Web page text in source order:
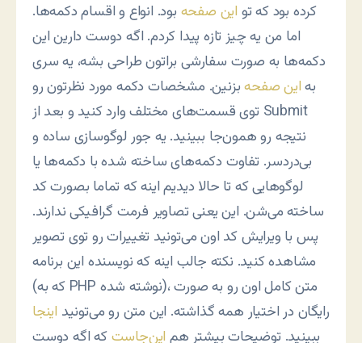
کرده بود که تو این صفحه بود. انواع و اقسام دکمه‌ها.
اما من یه چیز تازه پیدا کردم. اگه دوست دارین این
دکمه‌ها به صورت سفارشی براتون طراحی بشه، یه سری
بهاین صفحهبزنین. مشخصات دکمه مورد نظرتون رو
توی قسمت‌های مختلف وارد کنید و بعد از Submit
نتیجه رو همون‌جا ببینید. یه جور لوگوسازی ساده و
بی‌دردسر. تفاوت دکمه‌های ساخته شده با دکمه‌ها یا
لوگوهایی که تا حالا دیدیم اینه که تماما بصورت کد
ساخته می‌شن. این یعنی تصاویر فرمت گرافیکی ندارند.
پس با ویرایش کد اون می‌تونید تغییرات رو توی تصویر
مشاهده کنید. نکته جالب اینه که نویسنده این برنامه
(که به PHP نوشته شده)، متن کامل اون رو به صورت
رایگان در اختیار همه گذاشته. این متن رو می‌تونید اینجا
ببینید. توضیحات بیشتر هم این‌جاستکه اگه دوست